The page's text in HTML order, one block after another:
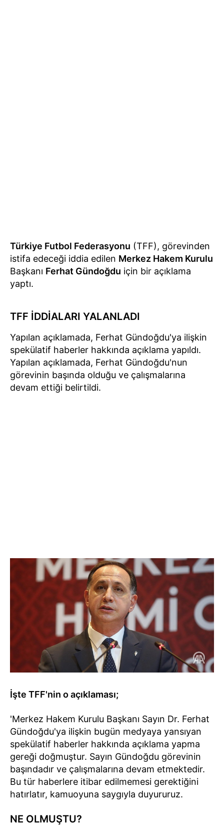
Türkiye Futbol Federasyonu (TFF), görevinden
istifa edeceği iddia edilen Merkez Hakem Kurulu
Başkanı Ferhat Gündoğdu için bir açıklama
yaptı.
TFF İDDİALARI YALANLADI
Yapılan açıklamada, Ferhat Gündoğdu'ya ilişkin
spekülatif haberler hakkında açıklama yapıldı.
Yapılan açıklamada, Ferhat Gündoğdu'nun
görevinin başında olduğu ve çalışmalarına
devam ettiği belirtildi.
İşte TFF'nin o açıklaması;
'Merkez Hakem Kurulu Başkanı Sayın Dr. Ferhat
Gündoğdu'ya ilişkin bugün medyaya yansıyan
spekülatif haberler hakkında açıklama yapma
gereği doğmuştur. Sayın Gündoğdu görevinin
başındadır ve çalışmalarına devam etmektedir.
Bu tür haberlere itibar edilmemesi gerektiğini
hatırlatır, kamuoyuna saygıyla duyururuz.
NE OLMUŞTU?